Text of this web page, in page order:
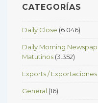
CATEGORÍAS
Daily Close (6.046)
Daily Morning
Matutinos (3.352)
Exports / Exportaciones
General (16)